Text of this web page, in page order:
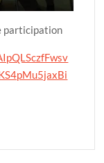
participation